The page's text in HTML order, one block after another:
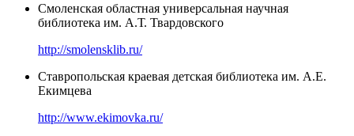
Смоленская областная универсальная научная
библиотека им. А.Т. Твардовского
http://smolensklib.ru/
Ставропольская краевая детская библиотека им. А.Е.
Екимцева
http://www.ekimovka.ru/